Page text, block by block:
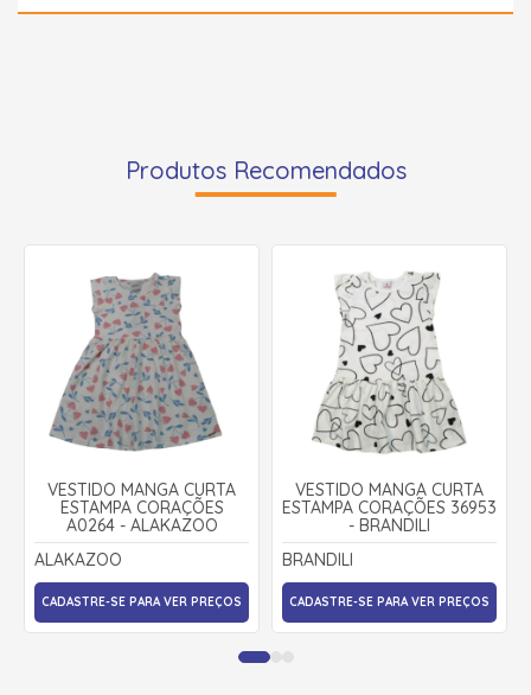
Produtos Recomendados
VESTIDO MANGA CURTA
ESTAMPA CORAÇÕES
A0264 - ALAKAZOO
ALAKAZOO
CADASTRE-SE PARA VER PREÇOS
VESTIDO MANGA CURTA
ESTAMPA CORAÇÕES 36953
- BRANDILI
BRANDILI
CADASTRE-SE PARA VER PREÇOS